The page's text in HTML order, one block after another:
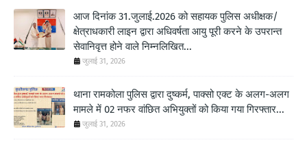
आज दिनांक 31.जुलाई.2026 को सहायक पुलिस अधीक्षक/
क्षेत्राधकारी लाइन द्वारा अधिवर्षता आयु पूरी करने के उपरान्त
सेवानिवृत्त होने वाले निम्नलिखित...
जुलाई 31, 2026
थाना रामकोला पुलिस द्वारा दुष्कर्म, पाक्सो एक्ट के अलग-अलग
मामले में 02 नफर वांछित अभियुक्तों को किया गया गिरफ्तार...
जुलाई 31, 2026